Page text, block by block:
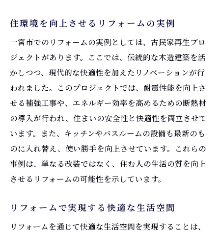
リフォームにおける新しいアイデアの導入
地域のコミュニティに貢献するリフォーム
リフォームを通じて一宮市で得られる生活の質
の向上
住環境の改善がもたらす健康へのメリット
家族の絆を深めるリフォームの役割
エネルギー効率を考慮したリフォームの効
果
快適な住まいがもたらす生活の充実感
愛知県一宮市のリフォーム事例で注目されるポ
イント
住環境を向上させるリフォームの実例
一宮市でのリフォームの実例としては、古民家再生プロ
ジェクトがあります。ここでは、伝統的な木造建築を活
かしつつ、現代的な快適性を加えたリノベーションが行
われました。このプロジェクトでは、耐震性能を向上さ
せる補強工事や、エネルギー効率を高めるための断熱材
の導入が行われ、住まいの安全性と快適性を両立させて
います。また、キッチンやバスルームの設備も最新のも
のに入れ替え、使い勝手を向上させています。これらの
事例は、単なる改装ではなく、住む人の生活の質を向上
させるリフォームの可能性を示しています。
リフォームで実現する快適な生活空間
リフォームを通じて快適な生活空間を実現することは、